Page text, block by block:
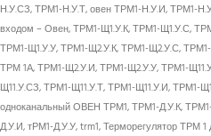
Н.У.СЗ, ТРМ1-Н.У.Т, овен ТРМ1-Н.У.И, ТРМ1-
входом – Овен, ТРМ1-Щ1.У.К, ТРМ1-Щ1.У.С,
ТРМ1-Щ1.У.У, ТРМ1-Щ2.У.К, ТРМ1-Щ2.У.С,
ТРМ 1А, ТРМ1-Щ2.У.И, ТРМ1-Щ2.У.У, ТРМ1-
Щ11.У.СЗ, ТРМ1-Щ11.У.Т, ТРМ1-Щ11.У.И, ТРМ1-
одноканальный ОВЕН ТРМ1, ТРМ1-Д.У.К,
Д.У.И, тРМ1-Д.У.У, trm1, Терморегулятор ТРМ